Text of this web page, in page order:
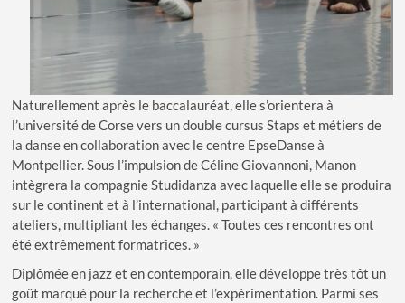
Naturellement après le baccalauréat, elle s’orientera à
l’université de Corse vers un double cursus Staps et métiers de
la danse en collaboration avec le centre EpseDanse à
Montpellier. Sous l’impulsion de Céline Giovannoni, Manon
intègrera la compagnie Studidanza avec laquelle elle se produira
sur le continent et à l’international, participant à différents
ateliers, multipliant les échanges. « Toutes ces rencontres ont
été extrêmement formatrices. »
Diplômée en jazz et en contemporain, elle développe très tôt un
goût marqué pour la recherche et l’expérimentation. Parmi ses